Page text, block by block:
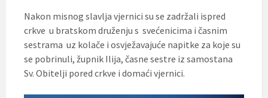
Nakon misnog slavlja vjernici su se zadržali ispred
crkve u bratskom druženju s svećenicima i časnim
sestrama uz kolače i osvježavajuće napitke za koje su
se pobrinuli, župnik Ilija, časne sestre iz samostana
Sv. Obitelji pored crkve i domaći vjernici.